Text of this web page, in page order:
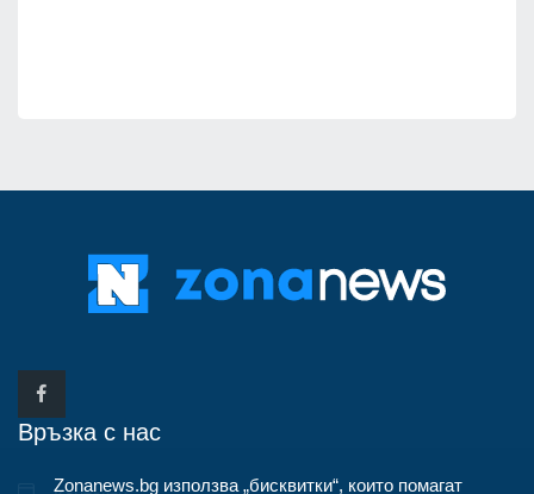
Връзка с нас
Zonanews.bg използва „бисквитки“, които помагат